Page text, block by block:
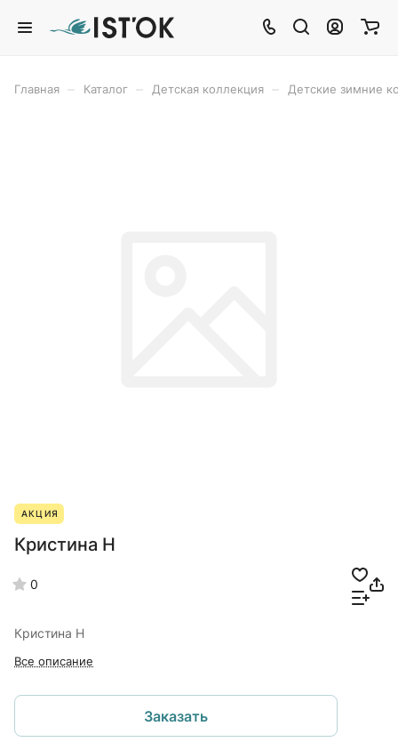
Главная Каталог Детская коллекция Детские зимние
АКЦИЯ
Кристина Н
0
Кристина Н
Все описание
Заказать